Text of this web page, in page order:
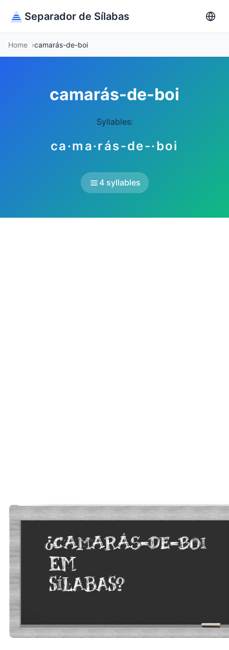
Separador de Sílabas
Home camarás-de-boi
camarás-de-boi
Syllables:
ca·ma·rás-de-·boi
4 syllables